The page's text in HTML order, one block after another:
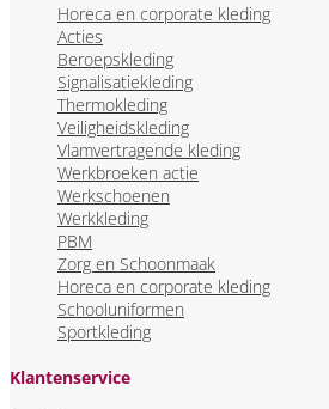
Horeca en corporate kleding
Acties
Beroepskleding
Signalisatiekleding
Thermokleding
Veiligheidskleding
Vlamvertragende kleding
Werkbroeken actie
Werkschoenen
Werkkleding
PBM
Zorg en Schoonmaak
Horeca en corporate kleding
Schooluniformen
Sportkleding
Klantenservice